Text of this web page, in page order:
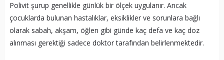
Polivit şurup genellikle günlük bir ölçek uygulanır. Ancak
çocuklarda bulunan hastalıklar, eksiklikler ve sorunlara bağlı
olarak sabah, akşam, öğlen gibi günde kaç defa ve kaç doz
alınması gerektiği sadece doktor tarafından belirlenmektedir.